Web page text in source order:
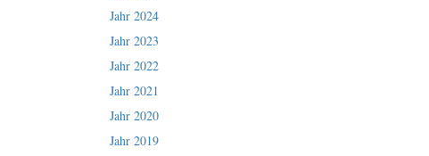
Jahr 2024
Jahr 2023
Jahr 2022
Jahr 2021
Jahr 2020
Jahr 2019